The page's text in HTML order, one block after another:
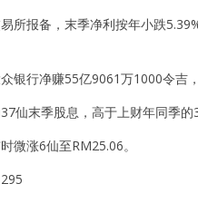
所报备，末季净利按年小跌
银行净赚55亿9061万1000令吉
仙末季股息，高于上财年同季
微涨6仙至RM25.06。